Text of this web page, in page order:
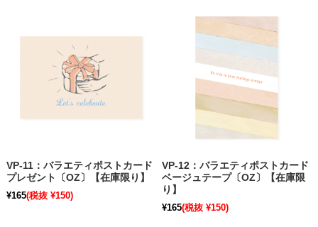
VP-11：バラエティポストカード
プレゼント〔OZ〕【在庫限り】
¥165(税抜 ¥150)
VP-12：バラエティポストカード
ベージュテープ〔OZ〕【在庫限
り】
¥165(税抜 ¥150)